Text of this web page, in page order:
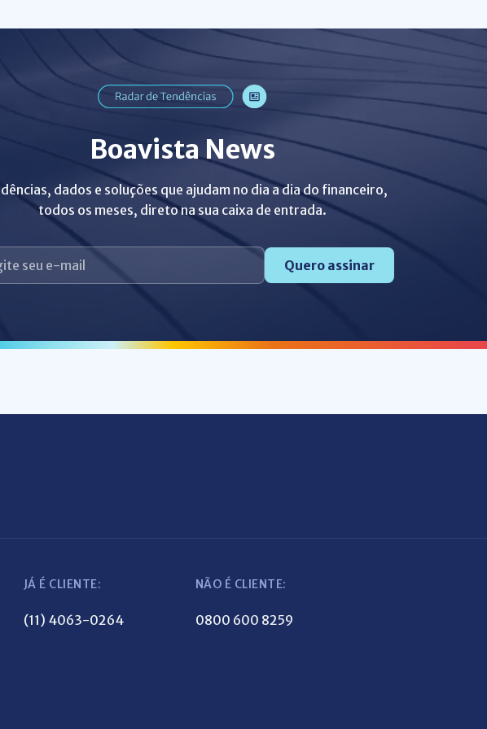
Boavista News
dados e soluções que ajudam no dia a dia do financeiro,
todos os meses, direto na sua caixa de entrada.
Quero assinar
JÁ É CLIENTE:
(11) 4063-0264
NÃO É CLIENTE:
0800 600 8259